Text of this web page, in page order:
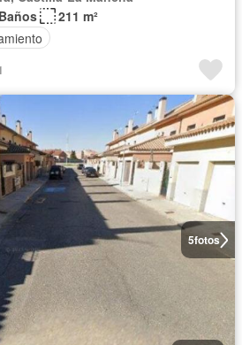
211 m²
5fotos